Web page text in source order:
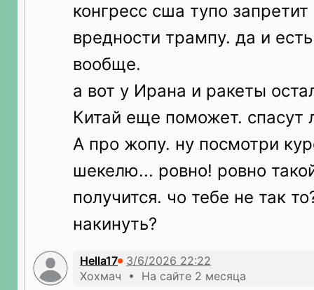
конгресс сша тупо
вредности трампу. да и
вообще.
а вот у Ирана и ракеты
Китай еще поможет. спасут
А про жопу. ну посмотри
шекелю... ровно! ровно
получится. чо тебе не так
накинуть?
Hella17
Хохмач • На сайте 2 месяца